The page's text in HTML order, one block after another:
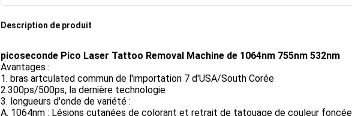
Description de produit
picoseconde Pico Laser Tattoo Removal Machine de 1064nm 755nm 532nm
Avantages :
1. bras artculated commun de l'importation 7 d'USA/South Corée
2.300ps/500ps, la dernière technologie
3. longueurs d'onde de variété :
A. 1064nm : Lésions cutanées de colorant et retrait de tatouage de couleur foncée